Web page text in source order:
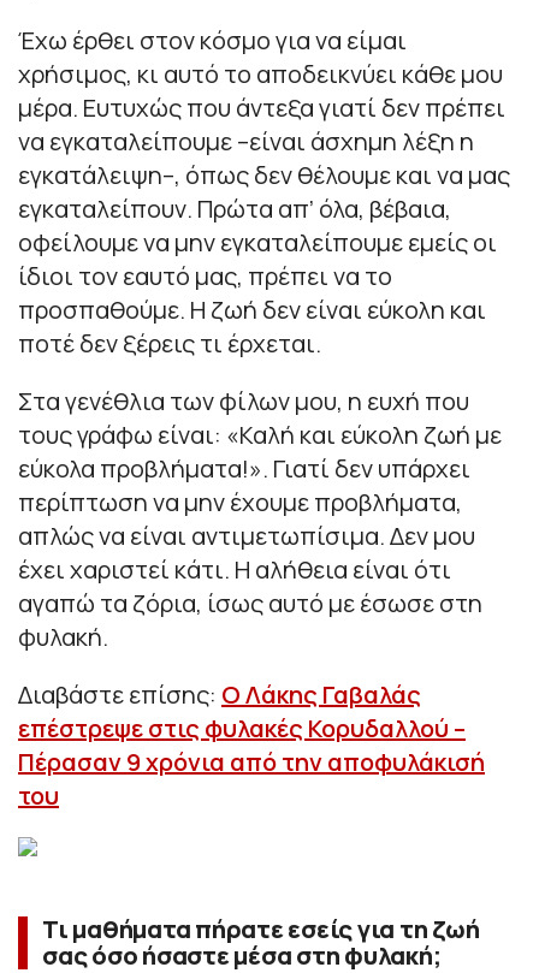
Έχω έρθει στον κόσμο για να είμαι
χρήσιμος, κι αυτό το αποδεικνύει κάθε μου
μέρα. Ευτυχώς που άντεξα γιατί δεν πρέπει
να εγκαταλείπουμε –είναι άσχημη λέξη η
εγκατάλειψη–, όπως δεν θέλουμε και να μας
εγκαταλείπουν. Πρώτα απ’ όλα, βέβαια,
οφείλουμε να μην εγκαταλείπουμε εμείς οι
ίδιοι τον εαυτό μας, πρέπει να το
προσπαθούμε. Η ζωή δεν είναι εύκολη και
ποτέ δεν ξέρεις τι έρχεται.
Στα γενέθλια των φίλων μου, η ευχή που
τους γράφω είναι: «Καλή και εύκολη ζωή με
εύκολα προβλήματα!». Γιατί δεν υπάρχει
περίπτωση να μην έχουμε προβλήματα,
απλώς να είναι αντιμετωπίσιμα. Δεν μου
έχει χαριστεί κάτι. Η αλήθεια είναι ότι
αγαπώ τα ζόρια, ίσως αυτό με έσωσε στη
φυλακή.
Διαβάστε επίσης: Ο Λάκης Γαβαλάς
επέστρεψε στις φυλακές Κορυδαλλού –
Πέρασαν 9 χρόνια από την αποφυλάκισή
του
Τι μαθήματα πήρατε εσείς για τη ζωή
σας όσο ήσαστε μέσα στη φυλακή;